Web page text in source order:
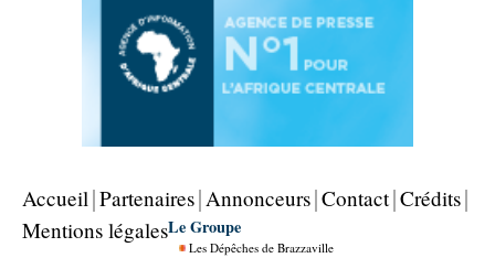
Accueil Partenaires Annonceurs Contact Crédits
Mentions légalesLe Groupe
Les Dépêches de Brazzaville